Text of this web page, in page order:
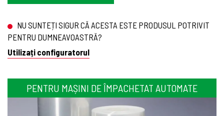
NU SUNTEȚI SIGUR CĂ ACESTA ESTE PRODUSUL POTRIVIT
PENTRU DUMNEAVOASTRĂ?
Utilizați configuratorul
PENTRU MAȘINI DE ÎMPACHETAT AUTOMATE